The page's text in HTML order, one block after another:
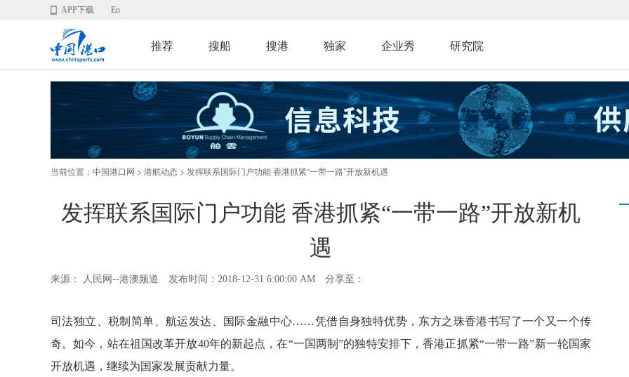
APP下载 En
推荐 搜船 搜港 独家 企业秀 研究院
当前位置： 中国港口网 > 港航动态 > 发挥联系国际门户功能 香港抓紧“一带一路”开放新机遇
发挥联系国际门户功能 香港抓紧“一带一路”开放新机
遇
来源： 人民网--港澳频道 发布时间：2018-12-31 6:00:00 AM 分享至：
司法独立、税制简单、航运发达、国际金融中心……凭借自身独特优势，东方之珠香港书写了一个又一个传
奇。如今，站在祖国改革开放40年的新起点，在“一国两制”的独特安排下，香港正抓紧“一带一路”新一轮国家
开放机遇，继续为国家发展贡献力量。